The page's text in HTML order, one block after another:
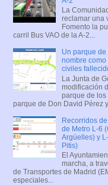
La
reclamar una
Fomento la
carril Bus VAO de la A-2...
Un parque
nombre
civiles
La Junta de
modificación
parque de
parque de Don David Pérez y
Recorridos
de Metro L-6
Argüelles) y
Pitis)
El
marcha, a
de Transportes de Madrid
especiales...